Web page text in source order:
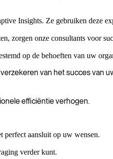
Insights. Ze gebruiken deze
zorgen onze consultants voor
op de behoeften van uw
van het succes van
efficiëntie verhogen.
perfect aansluit op uw wensen.
verder kunt.